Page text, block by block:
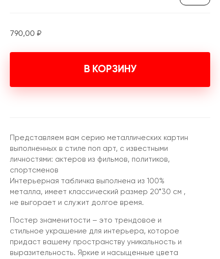
790,00 ₽
В КОРЗИНУ
Представляем вам серию металлических картин
выполненных в стиле поп арт, с известными
личностями: актеров из фильмов, политиков,
спортсменов
Интерьерная табличка выполнена из 100%
металла, имеет классический размер 20*30 см ,
не выгорает и служит долгое время.
Постер знаменитости – это трендовое и
стильное украшение для интерьера, которое
придаст вашему пространству уникальность и
выразительность. Яркие и насыщенные цвета